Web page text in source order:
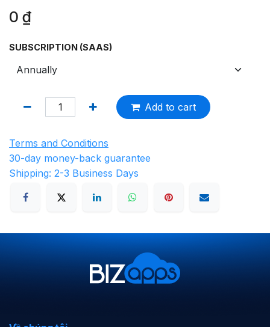
0 ₫
SUBSCRIPTION (SAAS)
Add to cart
Terms and Conditions
30-day money-back guarantee
Shipping: 2-3 Business Days